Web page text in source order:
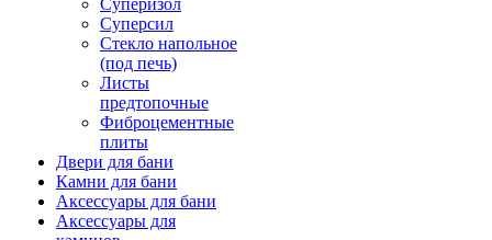
Суперизол
Суперсил
Стекло напольное
(под печь)
Листы
предтопочные
Фиброцементные
плиты
Двери для бани
Камни для бани
Аксессуары для бани
Аксессуары для